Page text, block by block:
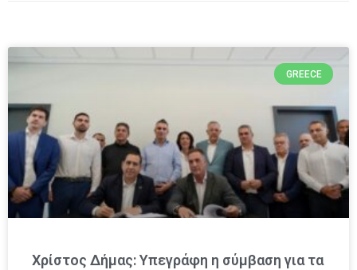
GREECE
Χρίστος Δήμας: Υπεγράφη η σύμβαση για τα